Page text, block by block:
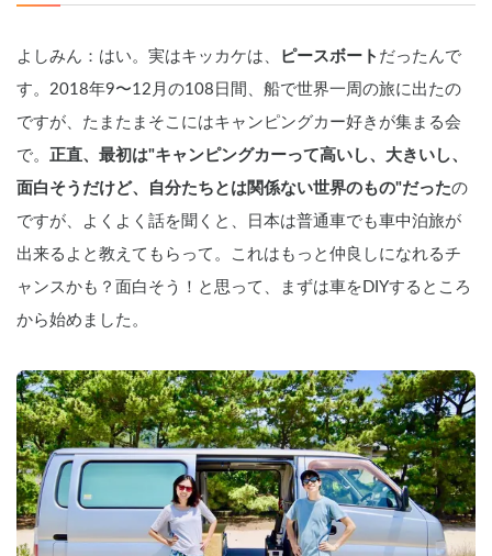
よしみん：はい。実はキッカケは、 ピースボート だったんで
す。2018年9〜12月の108日間、船で世界一周の旅に出たの
ですが、たまたまそこにはキャンピングカー好きが集まる会
で。
正直、最初は"キャンピングカーって高いし、大きいし、
面白そうだけど、自分たちとは関係ない世界のもの"だったの
ですが、よくよく話を聞くと、日本は普通車でも車中泊旅が
出来るよと教えてもらって。これはもっと仲良しになれるチ
ャンスかも？面白そう！と思って、まずは車をDIYするところ
から始めました。